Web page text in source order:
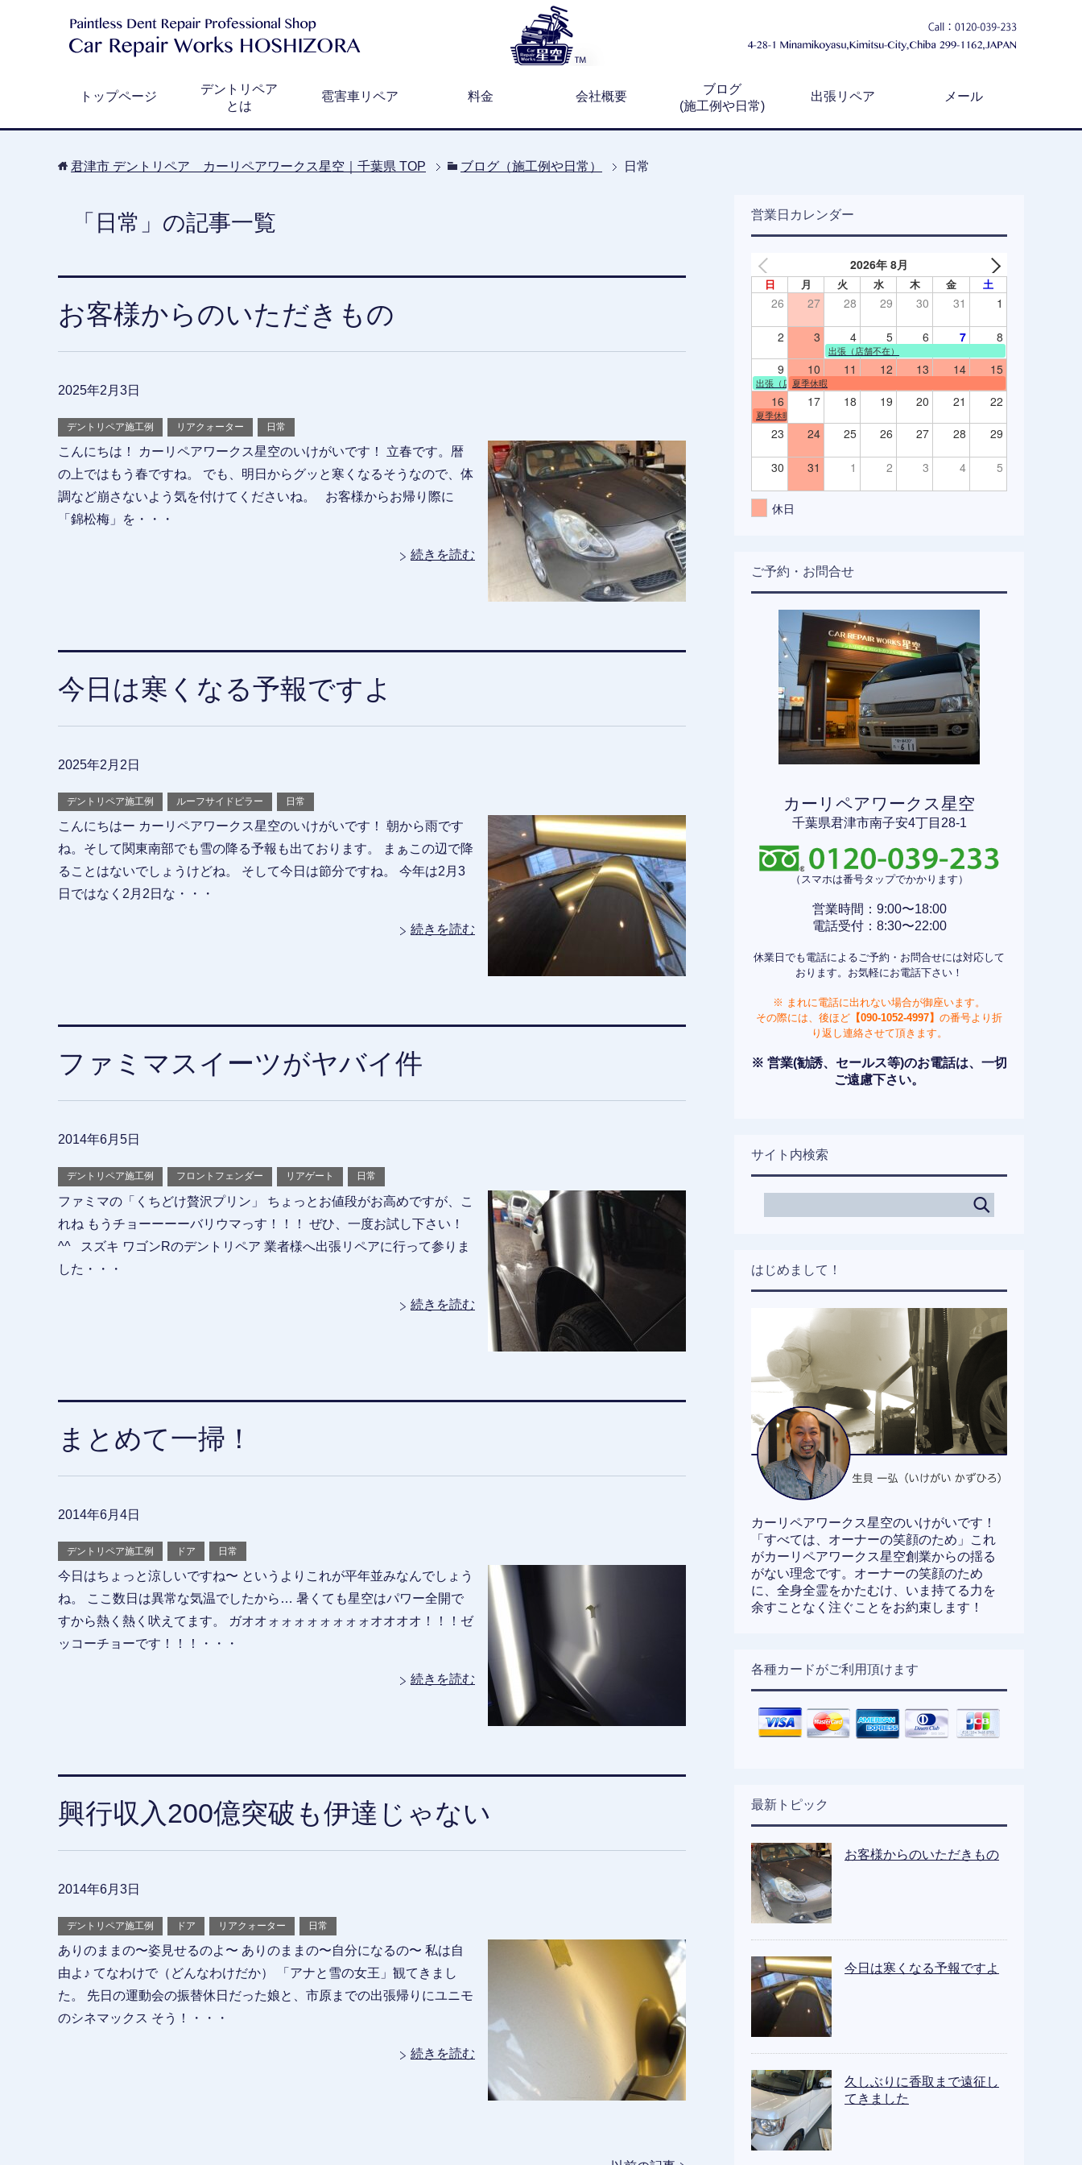
トップページ
デントリペア
とは
雹害車リペア 料金 会社概要
ブログ
(施工例や日常)
出張リペア メール
君津市 デントリペア カーリペアワークス星空｜千葉県 TOP ブログ（施工例や日常） 日常
「日常」の記事一覧
お客様からのいただきもの
2025年2月3日
デントリペア施工例 リアクォーター 日常
こんにちは！ カーリペアワークス星空のいけがいです！ 立春です。暦
の上ではもう春ですね。 でも、明日からグッと寒くなるそうなので、体
調など崩さないよう気を付けてくださいね。 お客様からお帰り際に
「錦松梅」を・・・
続きを読む
今日は寒くなる予報ですよ
2025年2月2日
デントリペア施工例 ルーフサイドピラー 日常
こんにちはー カーリペアワークス星空のいけがいです！ 朝から雨です
ね。そして関東南部でも雪の降る予報も出ております。 まぁこの辺で降
ることはないでしょうけどね。 そして今日は節分ですね。 今年は2月3
日ではなく2月2日な・・・
続きを読む
ファミマスイーツがヤバイ件
2014年6月5日
デントリペア施工例 フロントフェンダー リアゲート 日常
ファミマの「くちどけ贅沢プリン」 ちょっとお値段がお高めですが、こ
れね もうチョーーーーバリウマっす！！！ ぜひ、一度お試し下さい！
^^ スズキ ワゴンRのデントリペア 業者様へ出張リペアに行って参りま
した・・・
続きを読む
まとめて一掃！
2014年6月4日
デントリペア施工例 ドア 日常
今日はちょっと涼しいですね〜 というよりこれが平年並みなんでしょう
ね。 ここ数日は異常な気温でしたから… 暑くても星空はパワー全開で
すから熱く熱く吠えてます。 ガオオォォォォォォォォオオオオ！！！ゼ
ッコーチョーです！！！・・・
続きを読む
興行収入200億突破も伊達じゃない
2014年6月3日
デントリペア施工例 ドア リアクォーター 日常
ありのままの〜姿見せるのよ〜 ありのままの〜自分になるの〜 私は自
由よ♪ てなわけで（どんなわけだか） 「アナと雪の女王」観てきまし
た。 先日の運動会の振替休日だった娘と、市原までの出張帰りにユニモ
のシネマックス そう！・・・
続きを読む
営業日カレンダー
2026年 8月
日 月 火 水 木 金 土
26 27 28 29 30 31 1
2 3 4 5 6 7 8
出張（店舗不在）
9 10 11 12 13 14 15
出張（店舗不在）
夏季休暇
16 17 18 19 20 21 22
夏季休暇
23 24 25 26 27 28 29
30 31 1 2 3 4 5
休日
ご予約・お問合せ
カーリペアワークス星空
千葉県君津市南子安4丁目28-1
（スマホは番号タップでかかります）
営業時間：9:00〜18:00
電話受付：8:30〜22:00
休業日でも電話によるご予約・お問合せには対応して
おります。お気軽にお電話下さい！
※ まれに電話に出れない場合が御座います。
その際には、後ほど 【090-1052-4997】 の番号より折
り返し連絡させて頂きます。
※ 営業(勧誘、セールス等)のお電話は、一切
ご遠慮下さい。
サイト内検索
はじめまして！
カーリペアワークス星空のいけがいです！
「すべては、オーナーの笑顔のため」これ
がカーリペアワークス星空創業からの揺る
がない理念です。オーナーの笑顔のため
に、全身全霊をかたむけ、いま持てる力を
余すことなく注ぐことをお約束します！
各種カードがご利用頂けます
最新トピック
お客様からのいただきもの
今日は寒くなる予報ですよ
久しぶりに香取まで遠征し
てきました